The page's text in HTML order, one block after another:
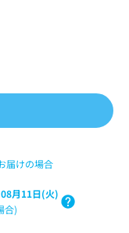
届けの場合
08月11日(火)
合)